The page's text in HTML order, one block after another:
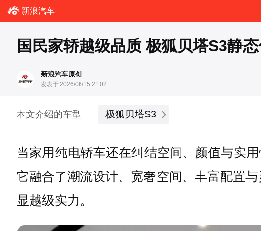
新浪汽车
国民家轿越级品质 极狐贝塔S3静
新浪汽车原创
发表于 2026/06/15 21:02
本文介绍的车型 极狐贝塔S3
当家用纯电轿车还在纠结空间、颜值与实
它融合了潮流设计、宽奢空间、丰富配置
显越级实力。